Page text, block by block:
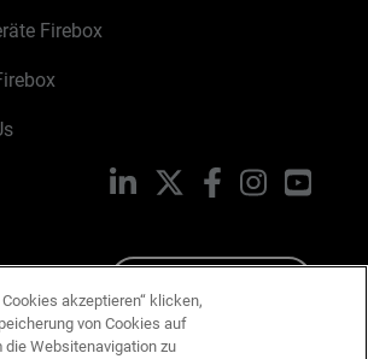
Firebox
LinkedIn FacebookInstagram
akzeptieren“ klicken,
von Cookies auf
die Websitenavigation zu